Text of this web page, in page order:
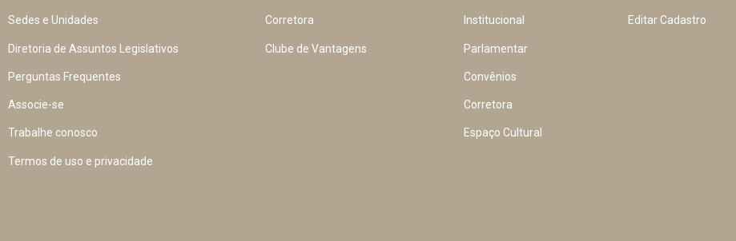
Sedes e Unidades
Diretoria de Assuntos Legislativos
Perguntas Frequentes
Associe-se
Trabalhe conosco
Termos de uso e privacidade
Corretora
Clube de Vantagens
Institucional
Parlamentar
Convênios
Corretora
Espaço Cultural
Editar Cadastro